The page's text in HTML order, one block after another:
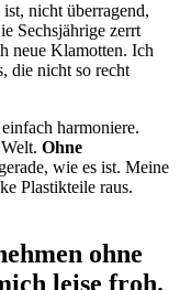
nicht überragend,
Sechsjährige zerrt
neue Klamotten. Ich
die nicht so recht
harmoniere.
Ohne
wie es ist. Meine
Plastikteile raus.
ohne
leise froh.